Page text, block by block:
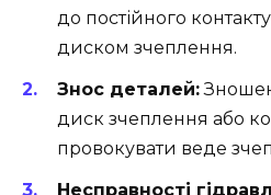
до постійного
диском зчеплення.
Знос деталей:
диск зчеплення або
провокувати веде
Несправності